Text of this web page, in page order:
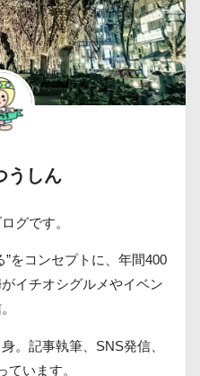
うしん
グです。
をコンセプトに、年間400
イチオシグルメやイベン
。記事執筆、SNS発信、
ています。